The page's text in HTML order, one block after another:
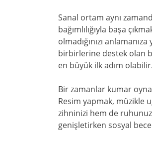
Sanal ortam aynı
bağımlılığıyla başa
olmadığınızı
birbirlerine destek olan
en büyük ilk adım olabilir.
Bir zamanlar kumar
Resim yapmak, müzikle
zihninizi hem de
genişletirken sosyal